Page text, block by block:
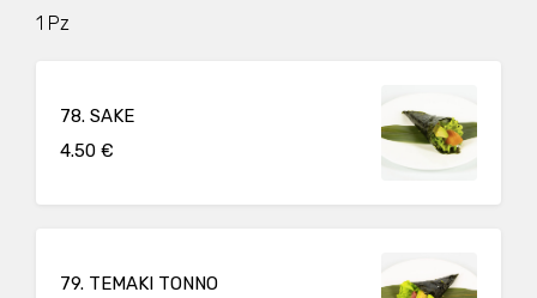
1 Pz
78. SAKE
4.50 €
79. TEMAKI TONNO